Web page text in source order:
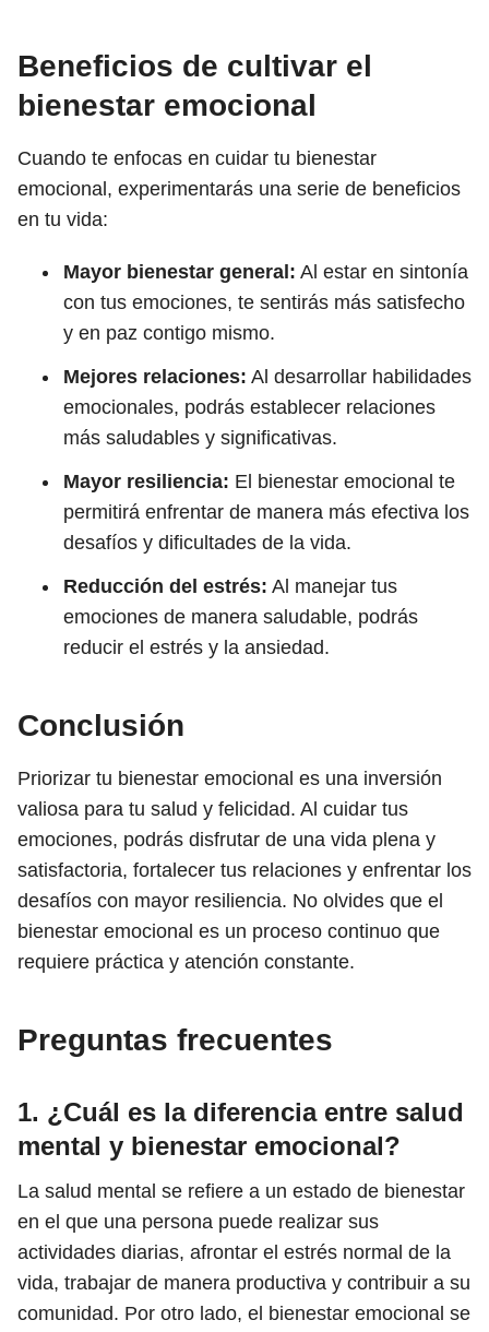
Beneficios de cultivar el
bienestar emocional
Cuando te enfocas en cuidar tu bienestar
emocional, experimentarás una serie de beneficios
en tu vida:
Mayor bienestar general: Al estar en sintonía
con tus emociones, te sentirás más satisfecho
y en paz contigo mismo.
Mejores relaciones: Al desarrollar habilidades
emocionales, podrás establecer relaciones
más saludables y significativas.
Mayor resiliencia: El bienestar emocional te
permitirá enfrentar de manera más efectiva los
desafíos y dificultades de la vida.
Reducción del estrés: Al manejar tus
emociones de manera saludable, podrás
reducir el estrés y la ansiedad.
Conclusión
Priorizar tu bienestar emocional es una inversión
valiosa para tu salud y felicidad. Al cuidar tus
emociones, podrás disfrutar de una vida plena y
satisfactoria, fortalecer tus relaciones y enfrentar los
desafíos con mayor resiliencia. No olvides que el
bienestar emocional es un proceso continuo que
requiere práctica y atención constante.
Preguntas frecuentes
1. ¿Cuál es la diferencia entre salud
mental y bienestar emocional?
La salud mental se refiere a un estado de bienestar
en el que una persona puede realizar sus
actividades diarias, afrontar el estrés normal de la
vida, trabajar de manera productiva y contribuir a su
comunidad. Por otro lado, el bienestar emocional se